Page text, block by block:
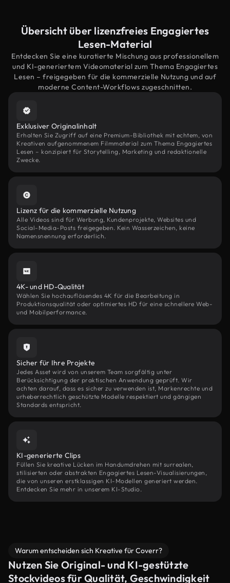
Übersicht über lizenzfreies Engagiertes
Lesen-Material
Entdecken Sie eine kuratierte Mischung aus professionellem
und KI-generiertem Videomaterial zum Thema Engagiertes
Lesen – freigegeben für die kommerzielle Nutzung und auf
moderne Content-Workflows zugeschnitten.
Exklusiver Originalinhalt
Erhalten Sie Zugriff auf eine Premium-Bibliothek mit echtem, von
Kreativen aufgenommenem Filmmaterial zum Thema Engagiertes
Lesen – konzipiert für Storytelling, Marketing und redaktionelle
Zwecke.
Lizenz für die kommerzielle Nutzung
Alle Videos sind für Werbung, Kundenprojekte, Websites und
Social-Media-Posts freigegeben. Kein Wasserzeichen, keine
Namensnennung erforderlich.
4K- und HD-Qualität
Wählen Sie hochauflösendes 4K für die Bearbeitung in
Produktionsqualität oder optimiertes HD für eine schnellere Web-
und Mobilperformance.
Sicher für Ihre Projekte
Jedes Asset wird von unserem Team sorgfältig unter
Berücksichtigung der praktischen Anwendung geprüft. Wir
achten darauf, dass es sicher zu verwenden ist, Markenrechte und
urheberrechtlich geschützte Modelle respektiert und gängigen
Standards entspricht.
KI-generierte Clips
Füllen Sie kreative Lücken im Handumdrehen mit surrealen,
stilisierten oder abstrakten Engagiertes Lesen-Visualisierungen,
die von unseren erstklassigen KI-Modellen generiert werden.
Entdecken Sie mehr in unserem KI-Studio.
Warum entscheiden sich Kreative für Coverr?
Nutzen Sie Original- und KI-gestützte
Stockvideos für Qualität, Geschwindigkeit